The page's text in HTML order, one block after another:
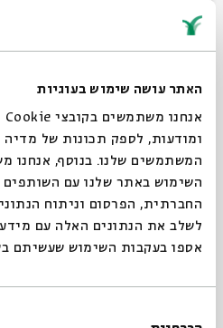
האתר עושה שימוש בעוגיות
ומודעות, לספק תכונות של
המשתמשים שלנו. בנוסף, אנחנו
השימוש באתר שלנו עם
החברתית, הפרסום וניתוח
לשלב את הנתונים האלה עם
אספו בעקבות השימוש שעשיתם
מדינת
היסטוריה
עיון